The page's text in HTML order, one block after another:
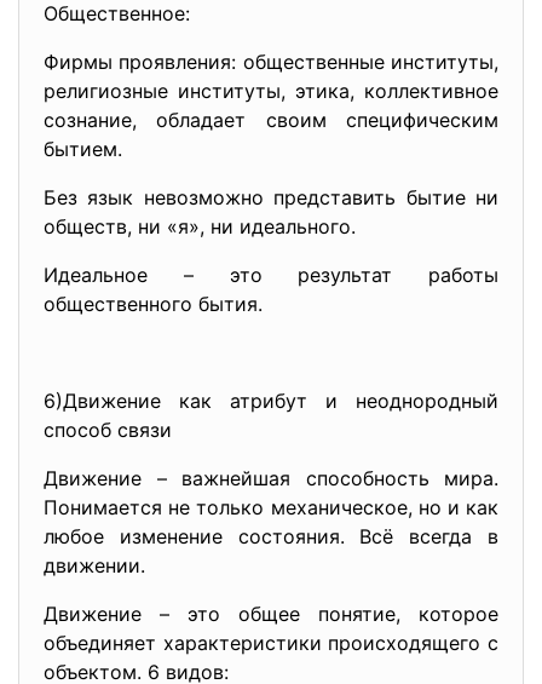
Общественное:
Фирмы проявления: общественные институты,
религиозные институты, этика, коллективное
сознание, обладает своим специфическим
бытием.
Без язык невозможно представить бытие ни
обществ, ни «я», ни идеального.
Идеальное – это результат работы
общественного бытия.
6)Движение как атрибут и неоднородный
способ связи
Движение – важнейшая способность мира.
Понимается не только механическое, но и как
любое изменение состояния. Всё всегда в
движении.
Движение – это общее понятие, которое
объединяет характеристики происходящего с
объектом. 6 видов: